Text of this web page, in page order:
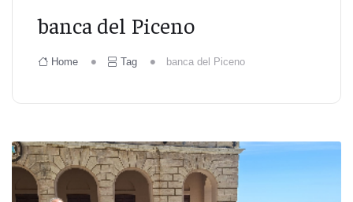
banca del Piceno
Home Tag banca del Piceno